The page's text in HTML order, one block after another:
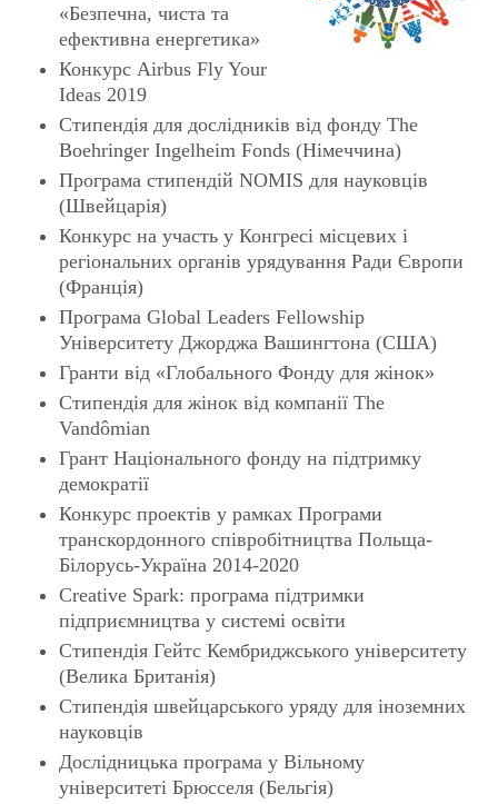
«Безпечна, чиста та
ефективна енергетика»
Конкурс Airbus Fly Your
Ideas 2019
Стипендія для дослідників від фонду The
Boehringer Ingelheim Fonds (Німеччина)
Програма стипендій NOMIS для науковців
(Швейцарія)
Конкурс на участь у Конгресі місцевих і
регіональних органів урядування Ради Європи
(Франція)
Програма Global Leaders Fellowship
Університету Джорджа Вашингтона (США)
Гранти від «Глобального Фонду для жінок»
Стипендія для жінок від компанії The
Vandômian
Грант Національного фонду на підтримку
демократії
Конкурс проектів у рамках Програми
транскордонного співробітництва Польща-
Білорусь-Україна 2014-2020
Creative Spark: програма підтримки
підприємництва у системі освіти
Стипендія Гейтс Кембриджського університету
(Велика Британія)
Стипендія швейцарського уряду для іноземних
науковців
Дослідницька програма у Вільному
університеті Брюсселя (Бельгія)